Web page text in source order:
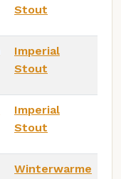
Stout
Imperial
Stout
Imperial
Stout
Winterwarme